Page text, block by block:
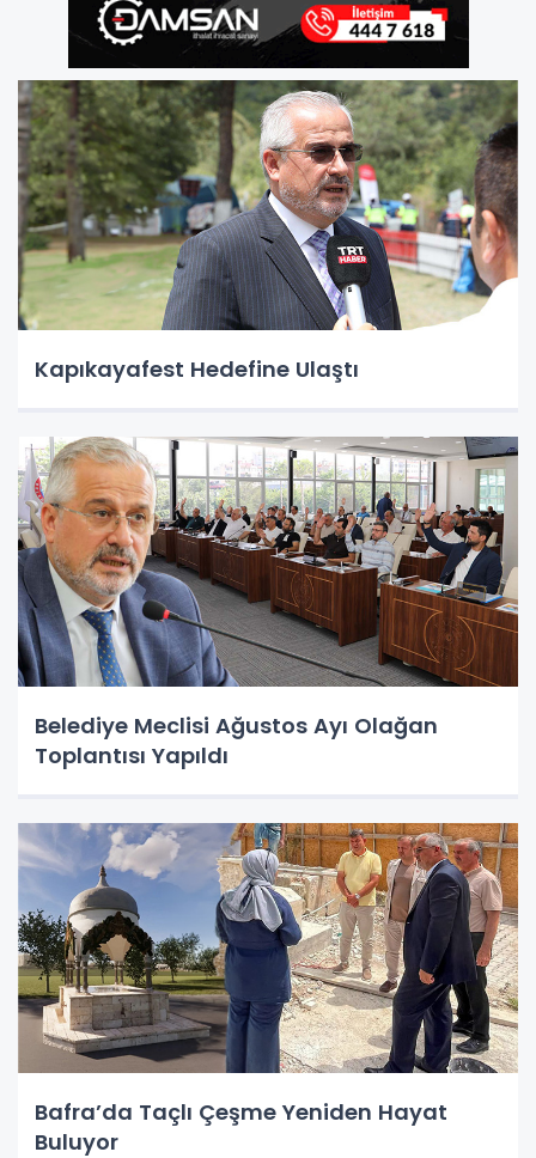
Kapıkayafest Hedefine Ulaştı
Belediye Meclisi Ağustos Ayı Olağan
Toplantısı Yapıldı
Bafra’da Taçlı Çeşme Yeniden Hayat
Buluyor